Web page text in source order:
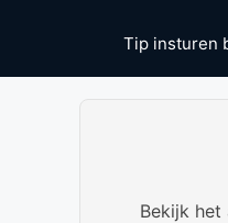
Tip insturen
Bekijk het